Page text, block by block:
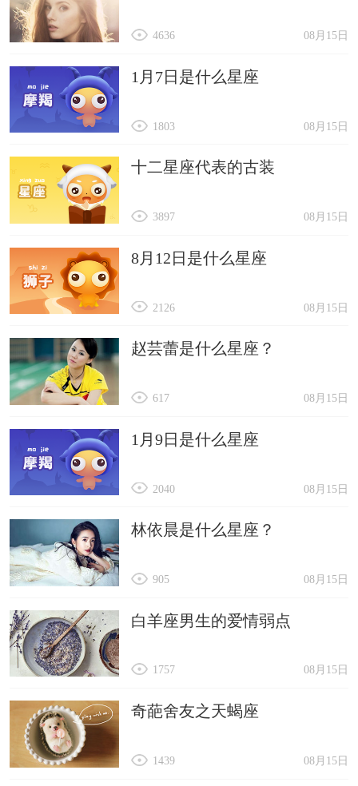
08月15日
4636
1月7日是什么星座
08月15日
1803
十二星座代表的古装
08月15日
3897
8月12日是什么星座
08月15日
2126
赵芸蕾是什么星座？
08月15日
617
1月9日是什么星座
08月15日
2040
林依晨是什么星座？
08月15日
905
白羊座男生的爱情弱点
08月15日
1757
奇葩舍友之天蝎座
08月15日
1439